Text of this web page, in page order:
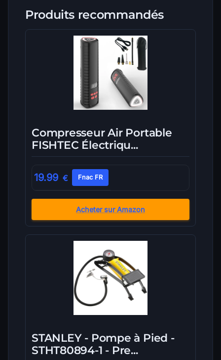
Produits recommandés
Compresseur Air Portable
FISHTEC Électriqu...
19.99 € Fnac FR
Acheter sur Amazon
STANLEY - Pompe à Pied -
STHT80894-1 - Pre...